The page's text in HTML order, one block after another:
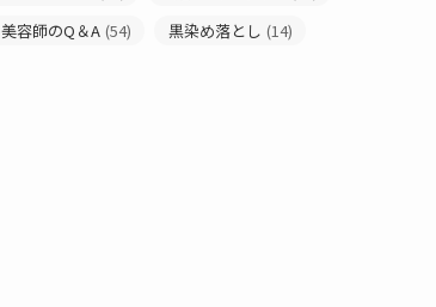
美容師のQ＆A (54) 黒染め落とし (14)